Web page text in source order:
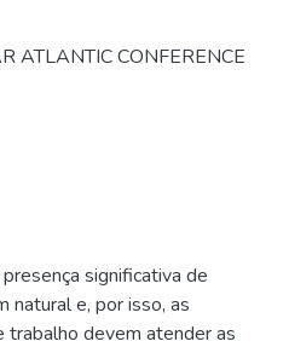
ATLANTIC CONFERENCE
significativa de
natural e, por isso, as
trabalho devem atender as